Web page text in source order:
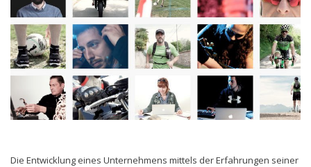
Die Entwicklung eines Unternehmens mittels der Erfahrungen seiner